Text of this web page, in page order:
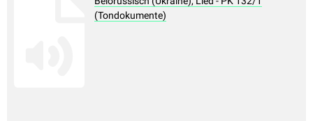
(Tondokumente)